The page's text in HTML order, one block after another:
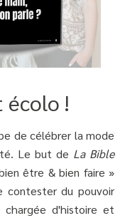
!
de célébrer la mode
Le but de La Bible
être & bien faire »
contester du pouvoir
d'histoire et